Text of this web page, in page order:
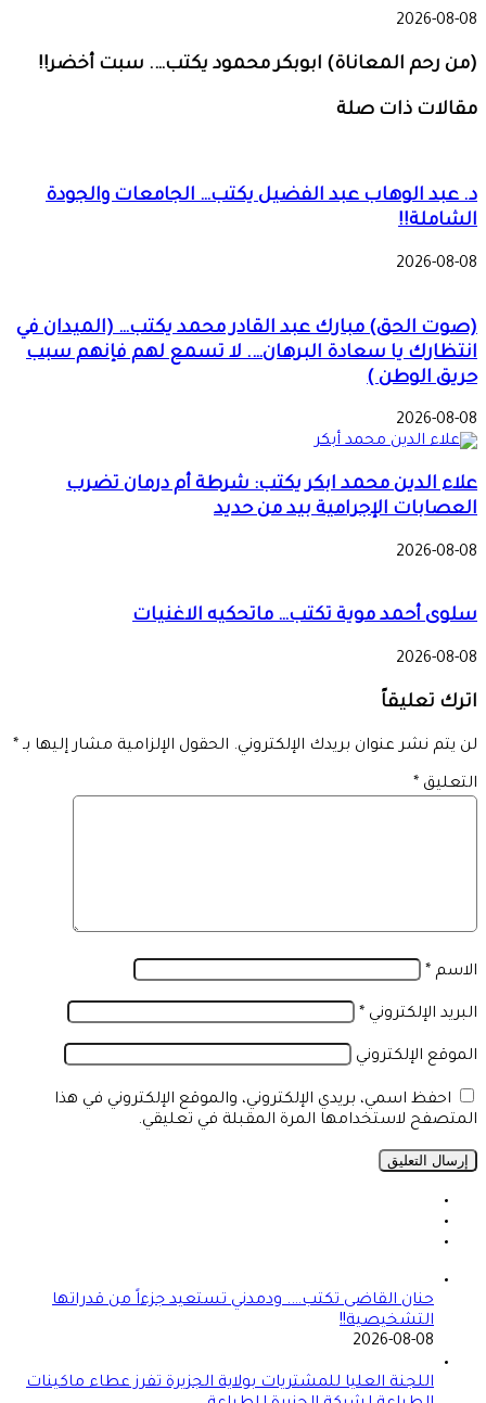
2026-08-08
(من رحم المعاناة) ابوبكر محمود يكتب…. سبت أخضر!!
مقالات ذات صلة
د. عبد الوهاب عبد الفضيل يكتب… الجامعات والجودة
الشاملة!!
2026-08-08
(صوت الحق) مبارك عبد القادر محمد يكتب… (الميدان في
انتظارك يا سعادة البرهان…. لا تسمع لهم فإنهم سبب
حريق الوطن )
2026-08-08
علاء الدين محمد ابكر يكتب: شرطة أم درمان تضرب
العصابات الإجرامية بيد من حديد
2026-08-08
سلوى أحمد موية تكتب… ماتحكيه الاغنيات
2026-08-08
اترك تعليقاً
لن يتم نشر عنوان بريدك الإلكتروني. الحقول الإلزامية مشار إليها بـ *
التعليق *
الاسم *
البريد الإلكتروني *
الموقع الإلكتروني
احفظ اسمي، بريدي الإلكتروني، والموقع الإلكتروني في هذا
المتصفح لاستخدامها المرة المقبلة في تعليقي.
حنان القاضى تكتب…. ودمدني تستعيد جزءاً من قدراتها
التشخيصية!!
2026-08-08
اللجنة العليا للمشتريات بولاية الجزيرة تفرز عطاء ماكينات